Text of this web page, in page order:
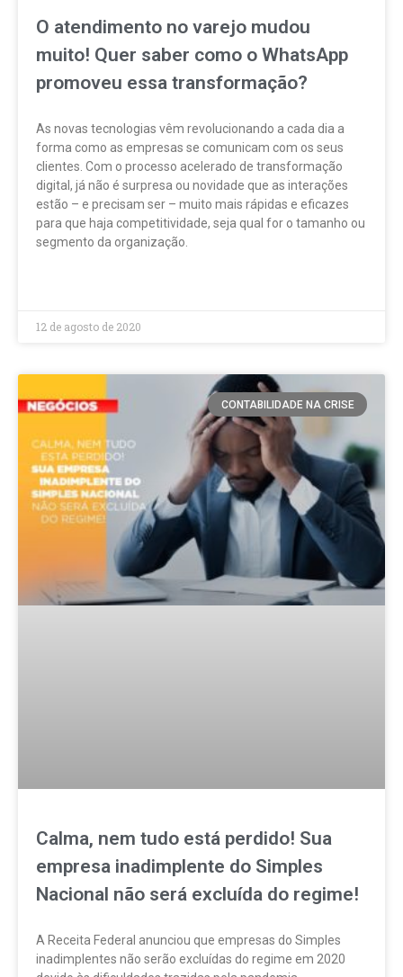
O atendimento no varejo mudou
muito! Quer saber como o WhatsApp
promoveu essa transformação?
As novas tecnologias vêm revolucionando a cada dia a
forma como as empresas se comunicam com os seus
clientes. Com o processo acelerado de transformação
digital, já não é surpresa ou novidade que as interações
estão – e precisam ser – muito mais rápidas e eficazes
para que haja competitividade, seja qual for o tamanho ou
segmento da organização.
12 de agosto de 2020
CONTABILIDADE NA CRISE
Calma, nem tudo está perdido! Sua
empresa inadimplente do Simples
Nacional não será excluída do regime!
A Receita Federal anunciou que empresas do Simples
inadimplentes não serão excluídas do regime em 2020